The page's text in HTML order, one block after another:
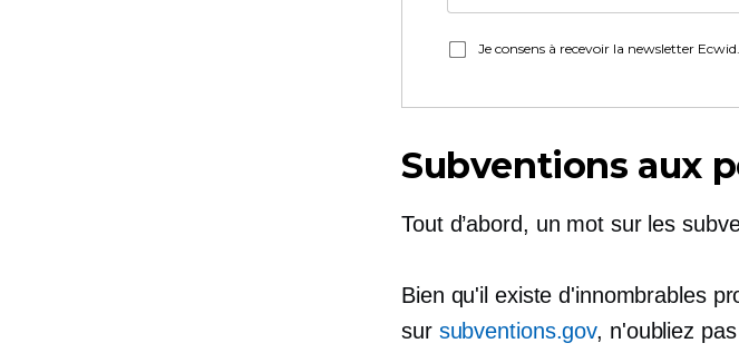
Je consens à recevoir la newsletter
Subventions aux
Tout d’abord, un mot sur les
Bien qu'il existe d'innombrables
sur subventions.gov, n'oubliez